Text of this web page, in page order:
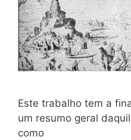
Este trabalho tem a
um resumo geral
como